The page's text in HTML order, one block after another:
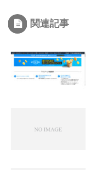
関連記事